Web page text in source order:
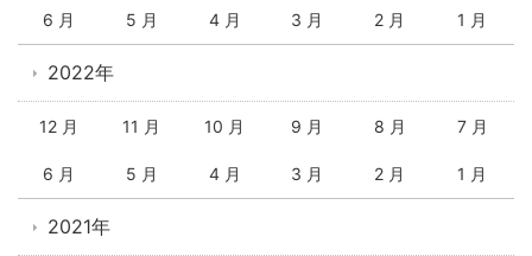
6 月 5 月 4 月 3 月 2 月 1 月
2022年
12 月 11 月 10 月 9 月 8 月 7 月
6 月 5 月 4 月 3 月 2 月 1 月
2021年